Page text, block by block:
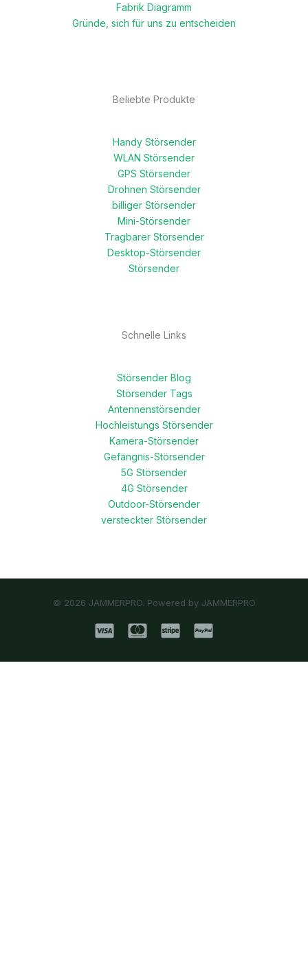
Fabrik Diagramm
Gründe, sich für uns zu entscheiden
Beliebte Produkte
Handy Störsender
WLAN Störsender
GPS Störsender
Drohnen Störsender
billiger Störsender
Mini-Störsender
Tragbarer Störsender
Desktop-Störsender
Störsender
Schnelle Links
Störsender Blog
Störsender Tags
Antennenstörsender
Hochleistungs Störsender
Kamera-Störsender
Gefängnis-Störsender
5G Störsender
4G Störsender
Outdoor-Störsender
versteckter Störsender
© 2026 JAMMERPRO. Powered by JAMMERPRO